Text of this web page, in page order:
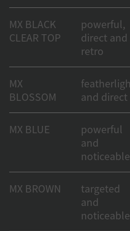
MX BLACK
CLEAR TOP
powerful,
direct and
retro
MX
BLOSSOM
and direct
MX BLUE
powerful
and
noticeable
MX BROWN
targeted
and
noticeable